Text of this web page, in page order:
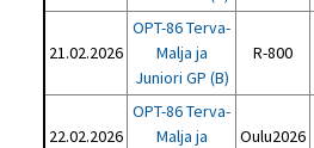
21.02.2026
OPT-86 Terva-
Malja ja
Juniori GP (B)
R-800
22.02.2026
OPT-86 Terva-
Malja ja
Oulu2026